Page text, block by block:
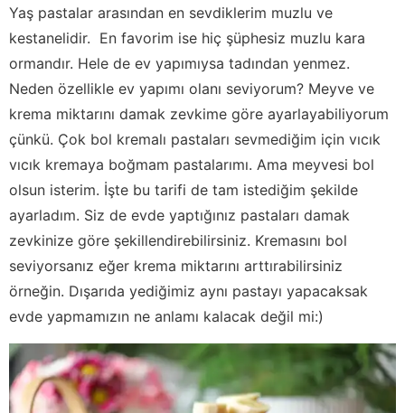
Yaş pastalar arasından en sevdiklerim muzlu ve
kestanelidir. En favorim ise hiç şüphesiz muzlu kara
ormandır. Hele de ev yapımıysa tadından yenmez.
Neden özellikle ev yapımı olanı seviyorum? Meyve ve
krema miktarını damak zevkime göre ayarlayabiliyorum
çünkü. Çok bol kremalı pastaları sevmediğim için vıcık
vıcık kremaya boğmam pastalarımı. Ama meyvesi bol
olsun isterim. İşte bu tarifi de tam istediğim şekilde
ayarladım. Siz de evde yaptığınız pastaları damak
zevkinize göre şekillendirebilirsiniz. Kremasını bol
seviyorsanız eğer krema miktarını arttırabilirsiniz
örneğin. Dışarıda yediğimiz aynı pastayı yapacaksak
evde yapmamızın ne anlamı kalacak değil mi:)